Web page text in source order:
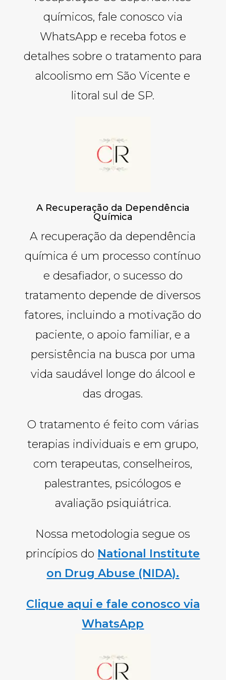
químicos, fale conosco via
WhatsApp e receba fotos e
detalhes sobre o tratamento para
alcoolismo em São Vicente e
litoral sul de SP.
A Recuperação da Dependência
Química
A recuperação da dependência
química é um processo contínuo
e desafiador, o sucesso do
tratamento depende de diversos
fatores, incluindo a motivação do
paciente, o apoio familiar, e a
persistência na busca por uma
vida saudável longe do álcool e
das drogas.
O tratamento é feito com várias
terapias individuais e em grupo,
com terapeutas, conselheiros,
palestrantes, psicólogos e
avaliação psiquiátrica.
Nossa metodologia segue os
princípios do National Institute
on Drug Abuse (NIDA).
Clique aqui e fale conosco via
WhatsApp